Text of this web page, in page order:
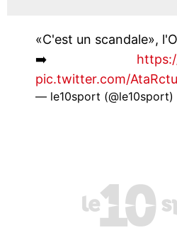
«C'est un scandale»,
➡️
pic.twitter.com/
— le10sport (@le10sport)